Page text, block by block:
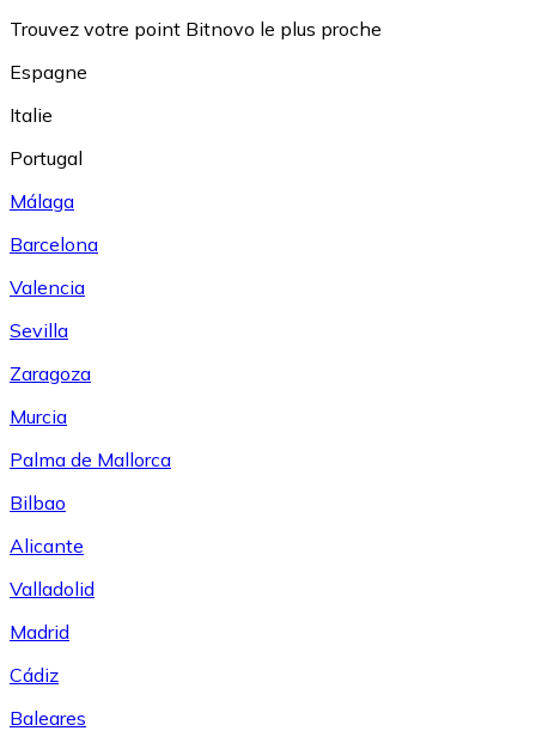
Trouvez votre point Bitnovo le plus proche
Espagne
Italie
Portugal
Málaga
Barcelona
Valencia
Sevilla
Zaragoza
Murcia
Palma de Mallorca
Bilbao
Alicante
Valladolid
Madrid
Cádiz
Baleares